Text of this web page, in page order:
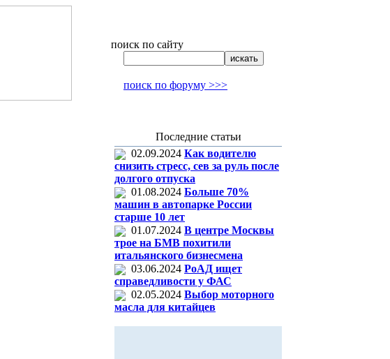
поиск по сайту
поиск по форуму >>>
Последние статьи
02.09.2024 Как водителю
снизить стресс, сев за руль после
долгого отпуска
01.08.2024 Больше 70%
машин в автопарке России
старше 10 лет
01.07.2024 В центре Москвы
трое на БМВ похитили
итальянского бизнесмена
03.06.2024 РоАД ищет
справедливости у ФАС
02.05.2024 Выбор моторного
масла для китайцев